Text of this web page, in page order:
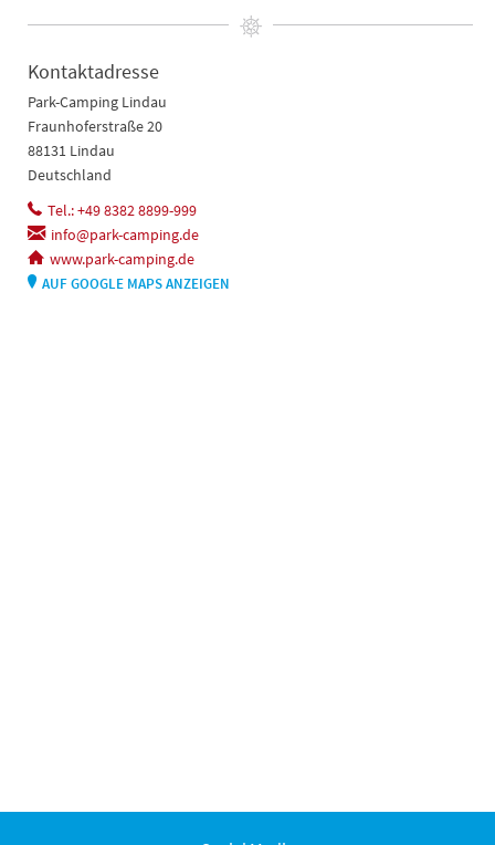
Kontaktadresse
Park-Camping Lindau
Fraunhoferstraße 20
88131 Lindau
Deutschland
Tel.: +49 8382 8899-999
info@park-camping.de
www.park-camping.de
AUF GOOGLE MAPS ANZEIGEN